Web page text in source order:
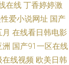
在线 丁香婷婷激
爱小说网址 国产
在线看日韩电影
国产91一区在线
在线视频 欧美日韩